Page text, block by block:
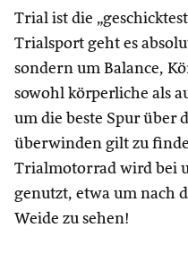
Trial ist die
Trialsport geht es
sondern um Balance,
sowohl körperliche als
um die beste Spur über
überwinden gilt zu
Trialmotorrad wird bei
genutzt, etwa um nach
Weide zu sehen!